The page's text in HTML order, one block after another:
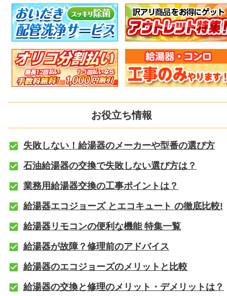
お役立ち情報
失敗しない！給湯器のメーカーや型番の選び方
石油給湯器の交換で失敗しない選び方は？
業務用給湯器交換の工事ポイントは？
給湯器エコジョーズ とエコキュート の徹底比較!
給湯器リモコンの便利な機能 特集一覧
給湯器が故障？修理前のアドバイス
給湯器のエコジョーズのメリットと比較
給湯器の交換と修理のメリット・デメリットは？